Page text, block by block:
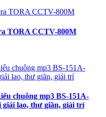
TORA CCTV-800M
chuông mp3 BS-151A-
giải lao, thư giãn, giải trí